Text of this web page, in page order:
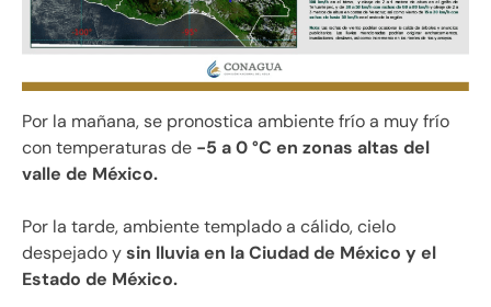
Por la mañana, se pronostica ambiente frío a muy frío
con temperaturas de -5 a 0 °C en zonas altas del
valle de México.
Por la tarde, ambiente templado a cálido, cielo
despejado ysin lluvia en la Ciudad de México y el
Estado de México.